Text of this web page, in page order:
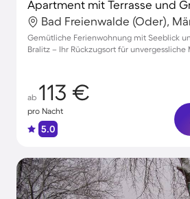
Gemütliche Ferienwohnung mit Seeblick
Bralitz – Ihr Rückzugsort für unvergessliche
ab 113 €
pro Nacht
5.0